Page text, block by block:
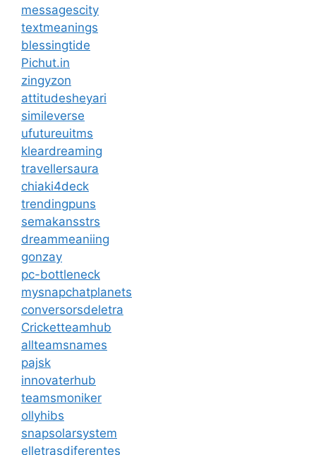
messagescity
textmeanings
blessingtide
Pichut.in
zingyzon
attitudesheyari
simileverse
ufutureuitms
kleardreaming
travellersaura
chiaki4deck
trendingpuns
semakansstrs
dreammeaniing
gonzay
pc-bottleneck
mysnapchatplanets
conversorsdeletra
Cricketteamhub
allteamsnames
pajsk
innovaterhub
teamsmoniker
ollyhibs
snapsolarsystem
elletrasdiferentes